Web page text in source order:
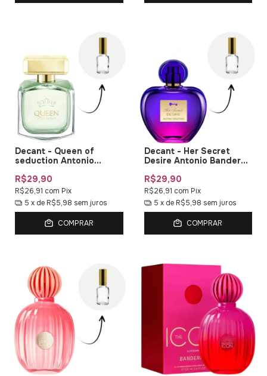
Decant - Queen of
seduction Antonio
R$29,90
R$26,91 com Pix
5 x de R$5,98 sem juros
COMPRAR
Decant - Her Secret
Desire Antonio Banderas
R$29,90
R$26,91 com Pix
5 x de R$5,98 sem juros
COMPRAR